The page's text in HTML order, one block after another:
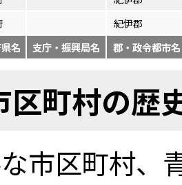
紀伊郡
名 支庁・振興局名 郡・政令都市名
区町村の歴
市区町村、